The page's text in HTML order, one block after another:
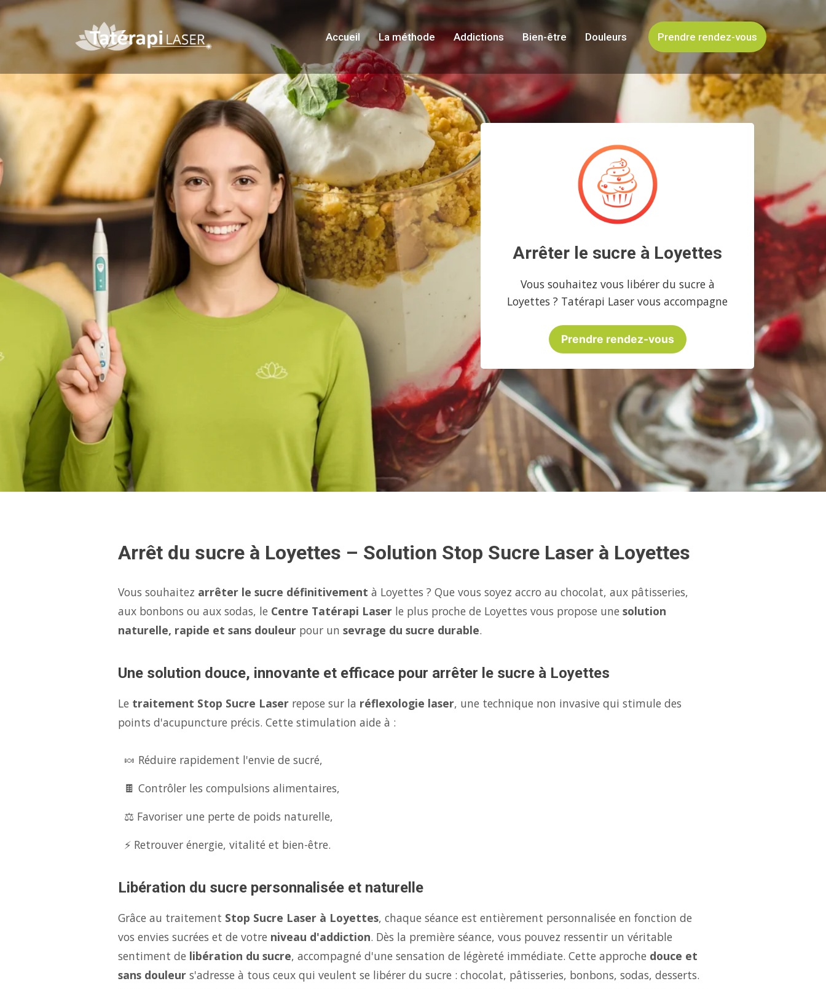
Accueil La méthode Addictions Bien-être Douleurs Prendre rendez-vous
Arrêter le sucre à Loyettes
Vous souhaitez vous libérer du sucre à
Loyettes ? Tatérapi Laser vous accompagne
Prendre rendez-vous
Arrêt du sucre à Loyettes – Solution Stop Sucre Laser à Loyettes
Vous souhaitez arrêter le sucre définitivement à Loyettes ? Que vous soyez accro au chocolat, aux pâtisseries,
aux bonbons ou aux sodas, le Centre Tatérapi Laser le plus proche de Loyettes vous propose une solution
naturelle, rapide et sans douleur pour un sevrage du sucre durable.
Une solution douce, innovante et efficace pour arrêter le sucre à Loyettes
Le traitement Stop Sucre Laser repose sur la réflexologie laser, une technique non invasive qui stimule des
points d'acupuncture précis. Cette stimulation aide à :
🍬 Réduire rapidement l'envie de sucré,
🍫 Contrôler les compulsions alimentaires,
⚖️ Favoriser une perte de poids naturelle,
⚡ Retrouver énergie, vitalité et bien-être.
Libération du sucre personnalisée et naturelle
Grâce au traitement Stop Sucre Laser à Loyettes, chaque séance est entièrement personnalisée en fonction de
vos envies sucrées et de votre niveau d'addiction. Dès la première séance, vous pouvez ressentir un véritable
sentiment de libération du sucre, accompagné d'une sensation de légèreté immédiate. Cette approche douce et
sans douleur s'adresse à tous ceux qui veulent se libérer du sucre : chocolat, pâtisseries, bonbons, sodas, desserts.